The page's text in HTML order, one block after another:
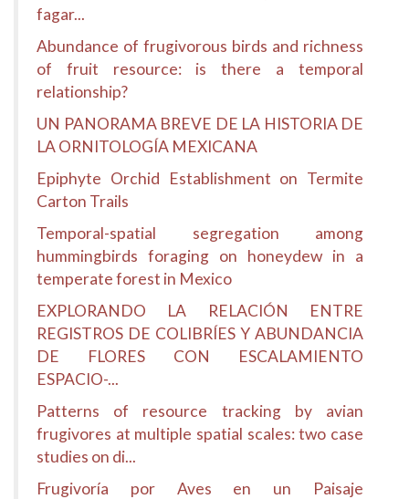
fagar...
Abundance of frugivorous birds and richness
of fruit resource: is there a temporal
relationship?
UN PANORAMA BREVE DE LA HISTORIA DE
LA ORNITOLOGÍA MEXICANA
Epiphyte Orchid Establishment on Termite
Carton Trails
Temporal-spatial segregation among
hummingbirds foraging on honeydew in a
temperate forest in Mexico
EXPLORANDO LA RELACIÓN ENTRE
REGISTROS DE COLIBRÍES Y ABUNDANCIA
DE FLORES CON ESCALAMIENTO
ESPACIO-...
Patterns of resource tracking by avian
frugivores at multiple spatial scales: two case
studies on di...
Frugivoría por Aves en un Paisaje